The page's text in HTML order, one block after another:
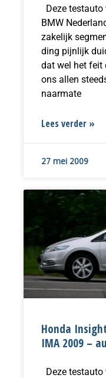
Deze
BMW
zakelijk
ding pijnlijk
dat wel het feit
ons allen
naarmate
Lees verder »
27 mei 2009
Honda
IMA 2009 –
Deze